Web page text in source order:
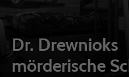
Dr. Drewnioks
mörderische